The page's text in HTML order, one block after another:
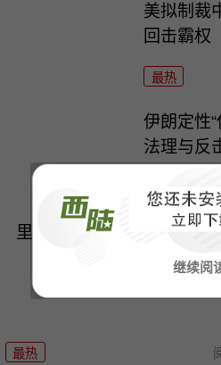
继续阅
美拟制裁
回击霸权
最热
伊朗定性
法理与反
最热
里海破局：乌军袭伊商船背
最热